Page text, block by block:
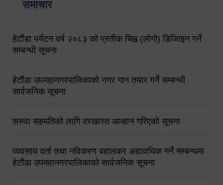
समाचार
हेटौंडा पर्यटन वर्ष २०८३ को प्रतीक चिह्न (लोगो) डिजिाइन गर्ने
सम्बन्धी सूचना
हेटौंडा उपमहानगरपालिकाको नगर गान तयार गर्ने सम्बन्धी
सार्वजनिक सूचना
सरुवा सहमतिको लागि दरखास्त आव्हान गरिएको सूचना
व्यवसाय दर्ता तथा नविकरण बहालकर अद्यावधिक गर्ने सम्बन्धमा
हेटौंडा उपमहानगरपालिकाको सार्वजनिक सूचना